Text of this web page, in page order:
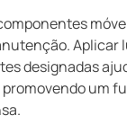
Aplicar
designadas
promovendo um